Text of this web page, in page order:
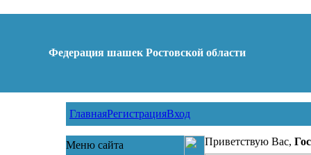
Федерация шашек Ростовской области
ГлавнаяРегистрацияВход
Меню сайта
Приветствую Вас,